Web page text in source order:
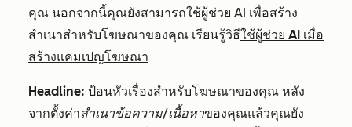
คุณ นอกจากนี้คุณยังสามารถใช้ผู้ช่วย AI เพื่อสร้าง
สำเนาสำหรับโฆษณาของคุณ เรียนรู้วิธีใช้ผู้ช่วย AI เมื่อ
สร้างแคมเปญโฆษณา
Headline: ป้อนหัวเรื่องสำหรับโฆษณาของคุณ หลัง
จากตั้งค่าสำเนาข้อความ/เนื้อหาของคุณแล้วคุณยัง